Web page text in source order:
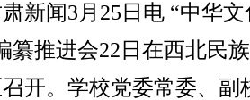
闻3月25日电 “中华文
纂推进会22日在西北民
开。学校党委常委、副